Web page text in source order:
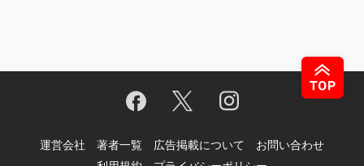
運営会社 著者一覧 広告掲載について
お問い合わせ